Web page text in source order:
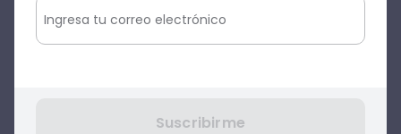
Ventajas
Puedes administrar y planificar toda la
Suscribirme